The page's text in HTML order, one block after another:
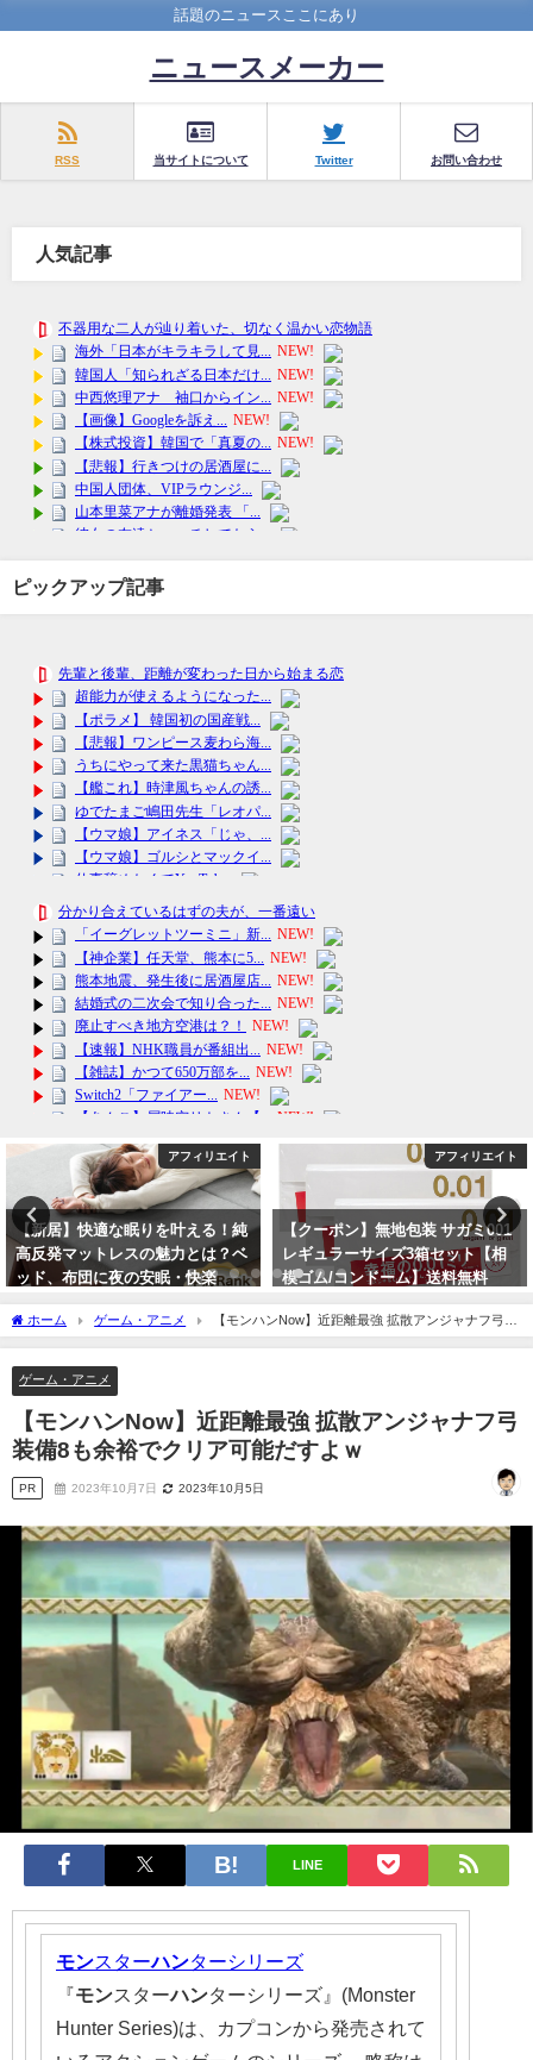
話題のニュースここにあり
ニュースメーカー
RSS 当サイトについて Twitter お問い合わせ
人気記事
ピックアップ記事
アフィリエイト
【クーポン】無地包装 サガミ001
レギュラーサイズ3箱セット【相
模ゴム/コンドーム】送料無料
アフィリエイト
大谷翔平オフィシャル 正規ライ
センスアイテム SHOHEI OHTANI
大谷翔平 - LA ANGELS / 貴重ラス
ト販売 公式 / オフィシャル
ホーム ゲーム・アニメ
【モンハンNow】近距離最強 拡散アンジャナフ弓装
備8も余裕でクリア可能だすよｗ
ゲーム・アニメ
【モンハンNow】近距離最強 拡散アンジャナフ弓
装備8も余裕でクリア可能だすよｗ
PR 2023年10月7日 2023年10月5日
LINE
モンスターハンターシリーズ
『モンスターハンターシリーズ』(Monster
Hunter Series)は、カプコンから発売されて